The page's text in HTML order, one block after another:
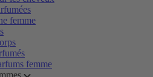
femme
femme